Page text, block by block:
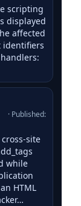
scripting
displayed
affected
identifiers
· Published:
site
while
HTML